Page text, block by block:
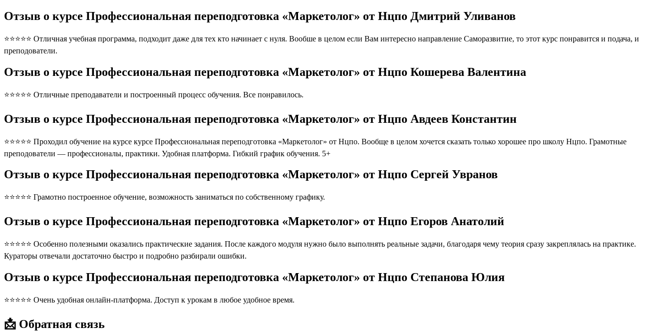
Отзыв о курсе Профессиональная переподготовка «Маркетолог» от Нцпо Дмитрий Уливанов
⭐⭐⭐⭐⭐ Отличная учебная программа, подходит даже для тех кто начинает с нуля. Вообше в целом если Вам интересно направление Саморазвитие, то этот курс понравится и подача, и
преподователи.
Отзыв о курсе Профессиональная переподготовка «Маркетолог» от Нцпо Кошерева Валентина
⭐⭐⭐⭐⭐ Отличные преподаватели и построенный процесс обучения. Все понравилось.
Отзыв о курсе Профессиональная переподготовка «Маркетолог» от Нцпо Авдеев Константин
⭐⭐⭐⭐⭐ Проходил обучение на курсе курсе Профессиональная переподготовка «Маркетолог» от Нцпо. Вообще в целом хочется сказать только хорошее про школу Нцпо. Грамотные
преподователи — профессионалы, практики. Удобная платформа. Гибкий график обучения. 5+
Отзыв о курсе Профессиональная переподготовка «Маркетолог» от Нцпо Сергей Увранов
⭐⭐⭐⭐⭐ Грамотно построенное обучение, возможность заниматься по собственному графику.
Отзыв о курсе Профессиональная переподготовка «Маркетолог» от Нцпо Егоров Анатолий
⭐⭐⭐⭐⭐ Особенно полезными оказались практические задания. После каждого модуля нужно было выполнять реальные задачи, благодаря чему теория сразу закреплялась на практике.
Кураторы отвечали достаточно быстро и подробно разбирали ошибки.
Отзыв о курсе Профессиональная переподготовка «Маркетолог» от Нцпо Степанова Юлия
⭐⭐⭐⭐⭐ Очень удобная онлайн-платформа. Доступ к урокам в любое удобное время.
📩 Обратная связь